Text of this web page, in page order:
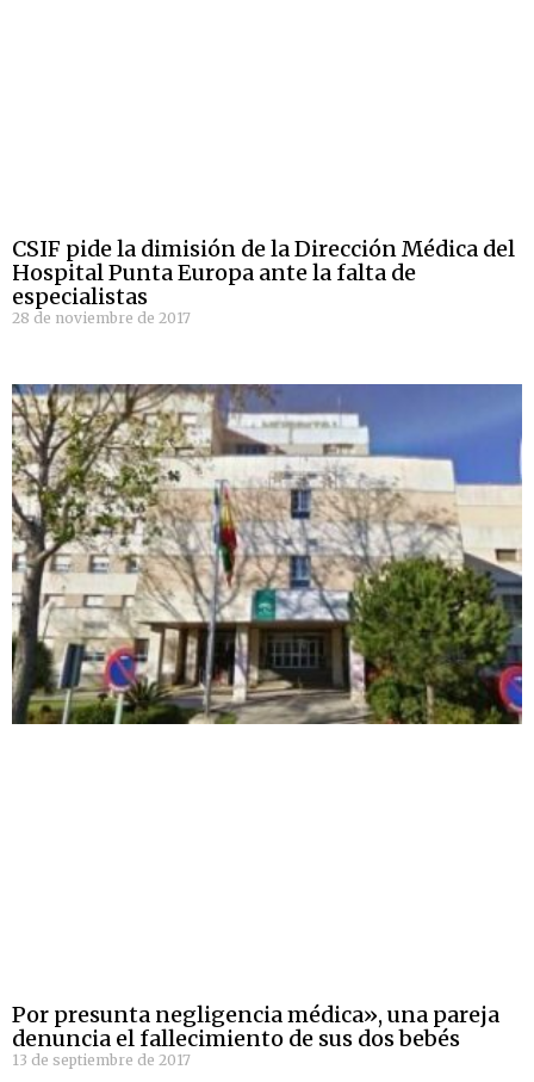
CSIF pide la dimisión de la Dirección Médica del
Hospital Punta Europa ante la falta de
especialistas
28 de noviembre de 2017
Por presunta negligencia médica», una pareja
denuncia el fallecimiento de sus dos bebés
13 de septiembre de 2017